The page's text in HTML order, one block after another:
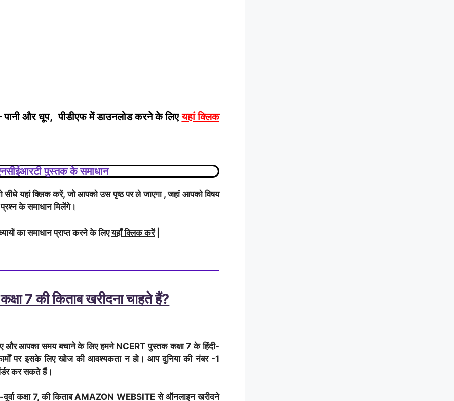
पानी और धूप, पीडीएफ में डाउनलोड करने के लिएयहां क्लिक
एनसीईआरटी पुस्तक के समाधान
सीधेयहां क्लिक करें, जो आपको उस पृष्ठ पर ले जाएगा , जहां आपको विषय
प्रश्न के समाधान मिलेंगे।
का समाधान प्राप्त करने के लिएयहाँ क्लिक करेें|
7 की किताब खरीदना चाहते हैं?
आपका समय बचाने के लिए हमने NCERT पुस्तक कक्षा 7 के हिंदी-
पर इसके लिए खोज की आवश्यकता न हो। आप दुनिया की नंबर -1
कर सकते हैं।
कक्षा 7, की किताब AMAZON WEBSITE से ऑनलाइन खरीदने